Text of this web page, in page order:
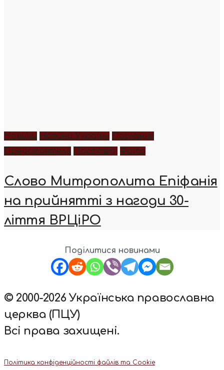
Новини Новини України
Послання
Предстоятель
Проповіді Фото
Слово Митрополита Епіфанія
на прийнятті з нагоди 30-
ліття ВРЦіРО
Поділитися новинами
© 2000-2026 Українська православна
церква (ПЦУ)
Всі права захищені.
Політика конфіденційності файлів та Cookie